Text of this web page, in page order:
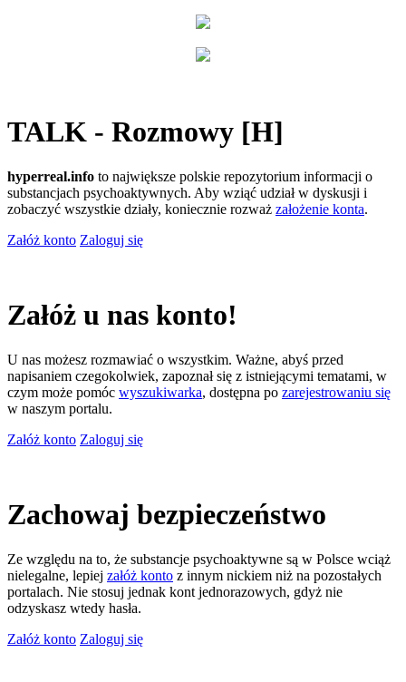
TALK - Rozmowy [H]
hyperreal.info to największe polskie repozytorium informacji o
substancjach psychoaktywnych. Aby wziąć udział w dyskusji i
zobaczyć wszystkie działy, koniecznie rozważ założenie konta.
Załóż konto Zaloguj się
Załóż u nas konto!
U nas możesz rozmawiać o wszystkim. Ważne, abyś przed
napisaniem czegokolwiek, zapoznał się z istniejącymi tematami, w
czym może pomóc wyszukiwarka, dostępna po zarejestrowaniu się
w naszym portalu.
Załóż konto Zaloguj się
Zachowaj bezpieczeństwo
Ze względu na to, że substancje psychoaktywne są w Polsce wciąż
nielegalne, lepiej załóż konto z innym nickiem niż na pozostałych
portalach. Nie stosuj jednak kont jednorazowych, gdyż nie
odzyskasz wtedy hasła.
Załóż konto Zaloguj się